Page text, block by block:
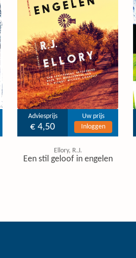
Adviesprijs
€ 4,50
Uw prijs
Inloggen
Ellory, R.J.
Een stil geloof in engelen